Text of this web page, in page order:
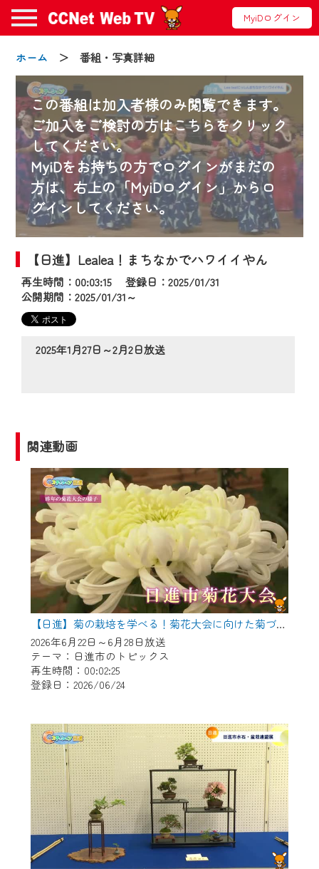
MyiDログイン
ホーム ＞ 番組・写真詳細
この番組は加入者様のみ閲覧できます。
ご加入をご検討の方はこちらをクリック
してください。
MyiDをお持ちの方でログインがまだの
方は、右上の「MyiDログイン」からロ
グインしてください。
【日進】Lealea！まちなかでハワイイやん
再生時間：00:03:15 登録日：2025/01/31
公開期間：2025/01/31～
2025年1月27日～2月2日放送
関連動画
【日進】菊の栽培を学べる！菊花大会に向けた菊づくり講習会
2026年6月22日～6月28日放送
テーマ：日進市のトピックス
再生時間：00:02:25
登録日：2026/06/24
お知らせ
2024/09/02
動画配信サービス『CCNet Web TV』は2024
年9月24日からリニューアルします！
【変更点】
◆デザイン変更により、お住まいの地域
の動画コンテンツが一目瞭然。
◆当社アプリやＰＣブラウザから、いつ
でも・どこでも・外出先でも！
2024年9月24日からはご加入者様へのサー
ビス向上のため、
『CCNet Web TV』を利用いただくには、
一部コンテンツを除き、
CCNetサービスへの加入と『CCNetマイ
ページ※』へのログインが必要となりま
す。
何卒、ご理解ご了承の程よろしくお願い
いたします。
※マイページへのログインには、MyIDが必
要となります。
※MyIDとは、CCNet Web TVを含むCCNetの
各種サービスをご利用頂くためのIDです。
で設定できます。
（GmailやYahooなどのフリーメールアドレ
スでも作成可能です）
※マイページへのログイン・MyIDの新規登
録はこちらから
※CCNetアプリをご利用中の方は引き続き
ご視聴いただけます。